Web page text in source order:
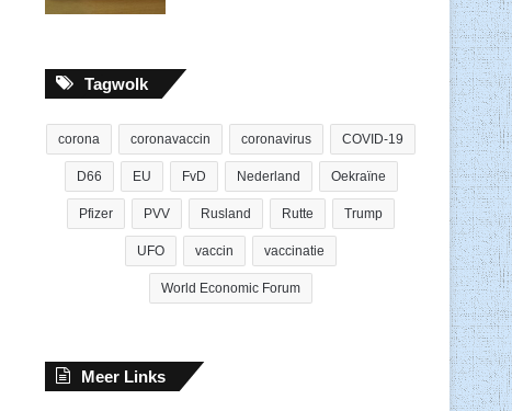
Tagwolk
corona coronavaccin coronavirus COVID-19
D66 EU FvD Nederland Oekraïne
Pfizer PVV Rusland Rutte Trump
UFO vaccin vaccinatie
World Economic Forum
Meer Links